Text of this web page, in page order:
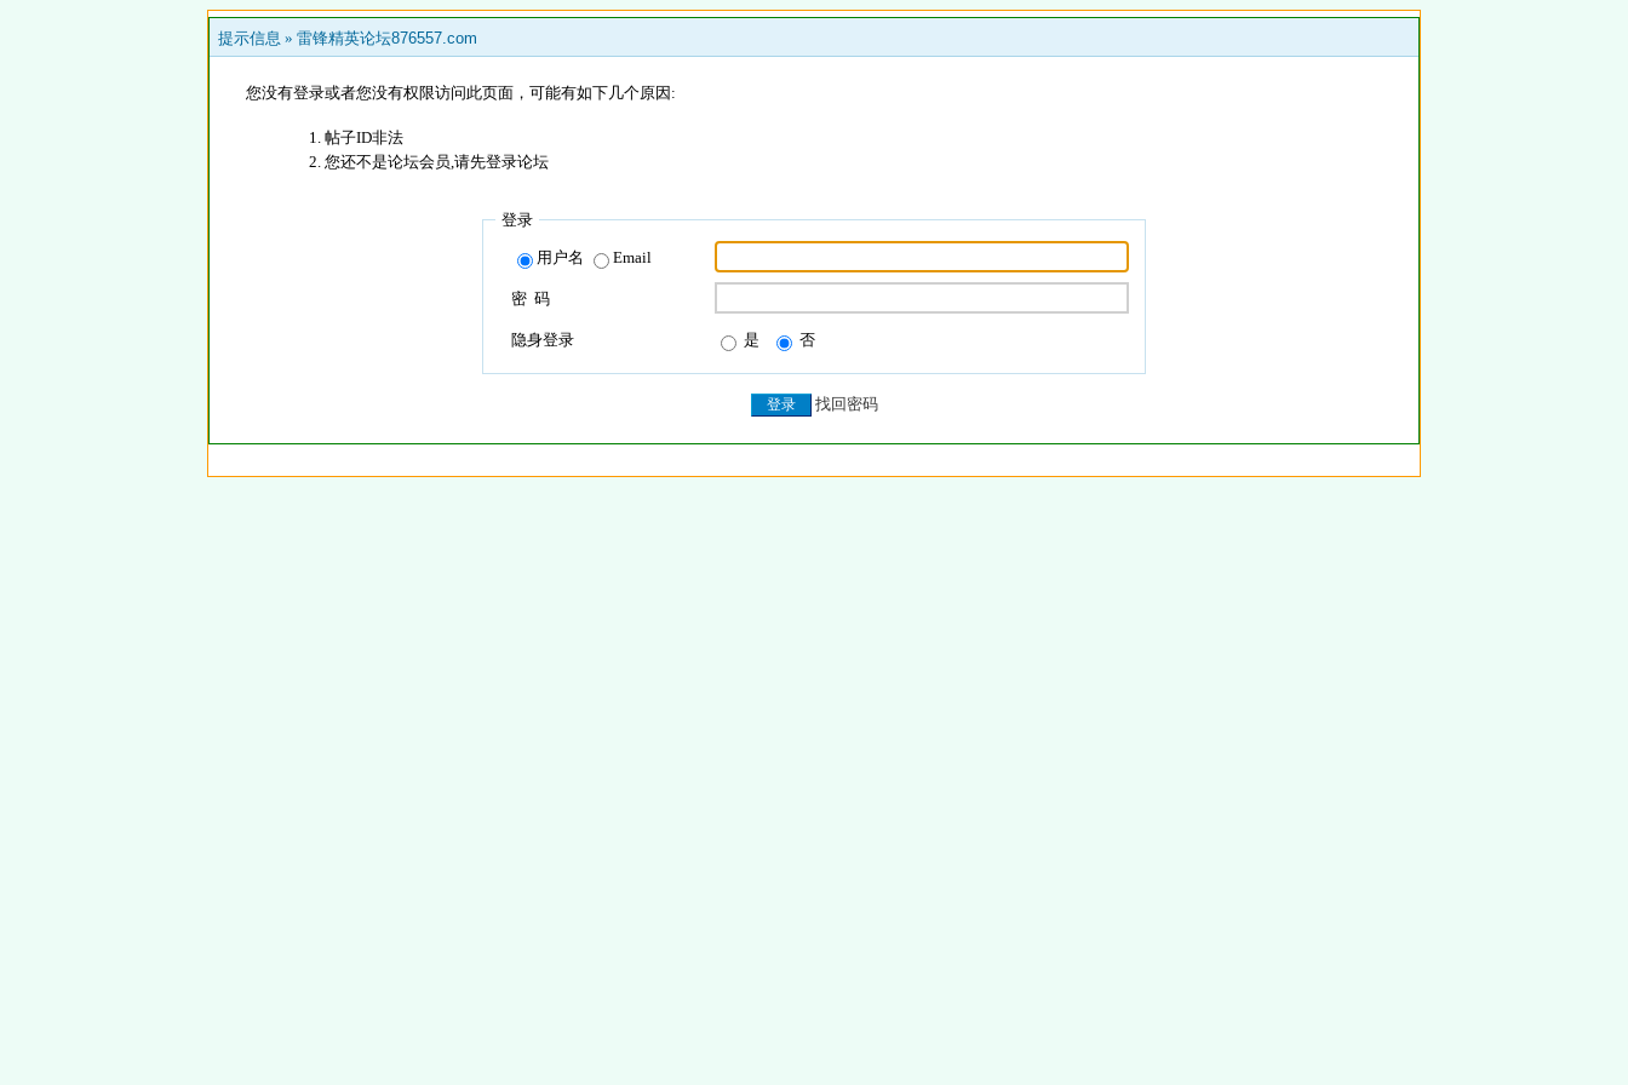
提示信息 » 雷锋精英论坛876557.com
您没有登录或者您没有权限访问此页面，可能有如下几个原因:
帖子ID非法
您还不是论坛会员,请先登录论坛
登录
用户名 Email
密 码
隐身登录 是 否
找回密码